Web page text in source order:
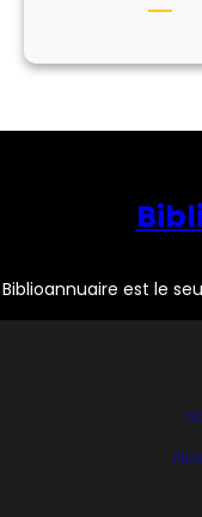
Biblioannuaire est le